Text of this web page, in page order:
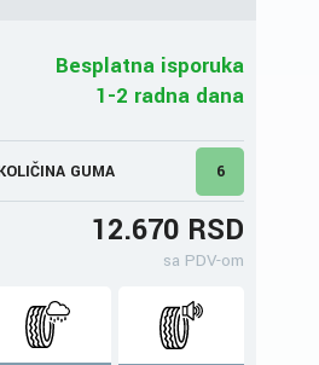
Besplatna isporuka
1-2 radna dana
GUMA 6
12.670 RSD
sa PDV-om